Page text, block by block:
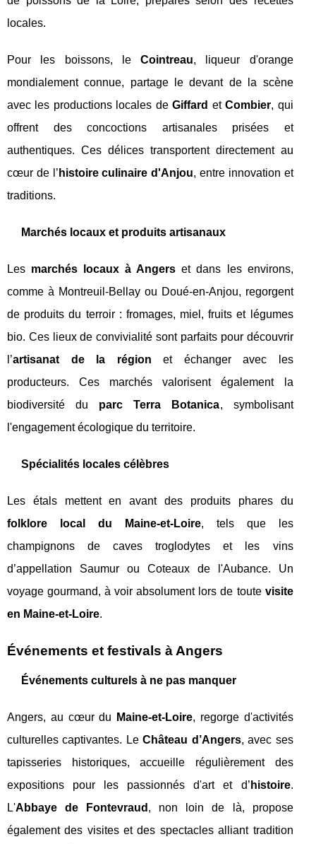
locales.
Pour les boissons, leCointreau, liqueur d'orange
mondialement connue, partage le devant de la scène
avec les productions locales deGiffard etCombier, qui
offrent des concoctions artisanales prisées et
authentiques. Ces délices transportent directement au
cœur de l’ histoire culinaire d'Anjou, entre innovation et
traditions.
Marchés locaux et produits artisanaux
Les marchés locaux à Angers et dans les environs,
comme à Montreuil-Bellay ou Doué-en-Anjou, regorgent
de produits du terroir : fromages, miel, fruits et légumes
bio. Ces lieux de convivialité sont parfaits pour découvrir
l’artisanat de la région et échanger avec les
producteurs. Ces marchés valorisent également la
biodiversité du parc Terra Botanica, symbolisant
l'engagement écologique du territoire.
Spécialités locales célèbres
Les étals mettent en avant des produits phares du
folklore local du Maine-et-Loire, tels que les
champignons de caves troglodytes et les vins
d’appellation Saumur ou Coteaux de l'Aubance. Un
voyage gourmand, à voir absolument lors de toute visite
en Maine-et-Loire.
Événements et festivals à Angers
Événements culturels à ne pas manquer
Angers, au cœur du Maine-et-Loire, regorge d'activités
culturelles captivantes. LeChâteau d’Angers, avec ses
tapisseries historiques, accueille régulièrement des
expositions pour les passionnés d'art et d’ histoire.
L'Abbaye de Fontevraud , non loin de là, propose
également des visites et des spectacles alliant tradition